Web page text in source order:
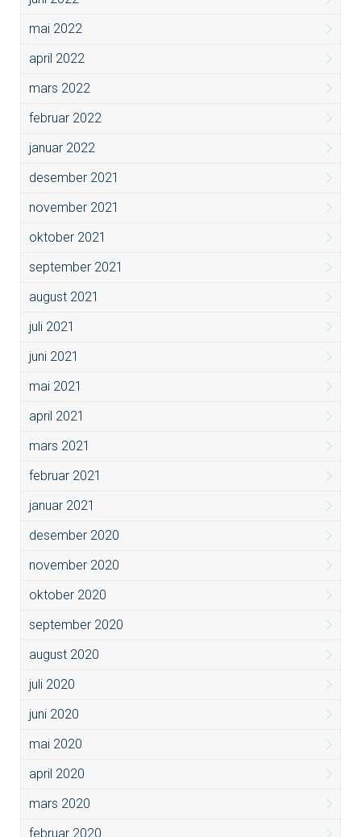
mai 2022
april 2022
mars 2022
februar 2022
januar 2022
desember 2021
november 2021
oktober 2021
september 2021
august 2021
juli 2021
juni 2021
mai 2021
april 2021
mars 2021
februar 2021
januar 2021
desember 2020
november 2020
oktober 2020
september 2020
august 2020
juli 2020
juni 2020
mai 2020
april 2020
mars 2020
februar 2020